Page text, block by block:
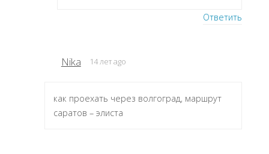
Ответить
Nika 14 лет ago
как проехать через волгоград, маршрут
саратов – элиста